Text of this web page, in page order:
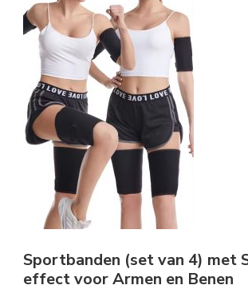
Sportbanden (set van 4) met
effect voor Armen en Benen